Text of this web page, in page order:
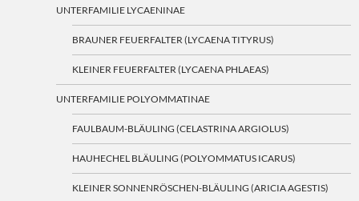
UNTERFAMILIE LYCAENINAE
BRAUNER FEUERFALTER (LYCAENA TITYRUS)
KLEINER FEUERFALTER (LYCAENA PHLAEAS)
UNTERFAMILIE POLYOMMATINAE
FAULBAUM-BLÄULING (CELASTRINA ARGIOLUS)
HAUHECHEL BLÄULING (POLYOMMATUS ICARUS)
KLEINER SONNENRÖSCHEN-BLÄULING (ARICIA AGESTIS)